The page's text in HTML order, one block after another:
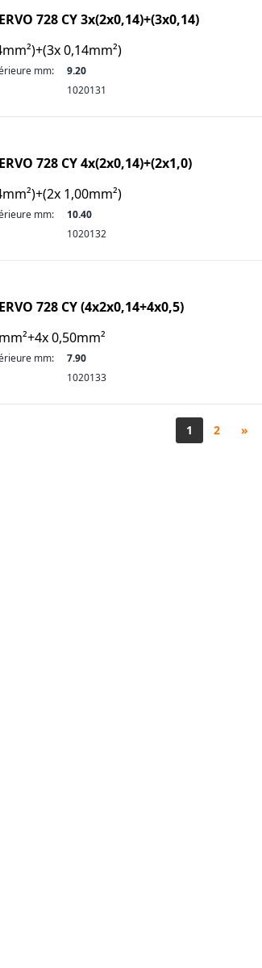
728 CY 3x(2x0,14)+(3x0,14)
0,14mm²)
mm:
9.20
1020131
728 CY 4x(2x0,14)+(2x1,0)
1,00mm²)
mm:
10.40
1020132
728 CY (4x2x0,14+4x0,5)
0,50mm²
mm:
7.90
1020133
1 2 »